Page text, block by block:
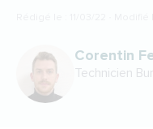
Corentin
Technicien